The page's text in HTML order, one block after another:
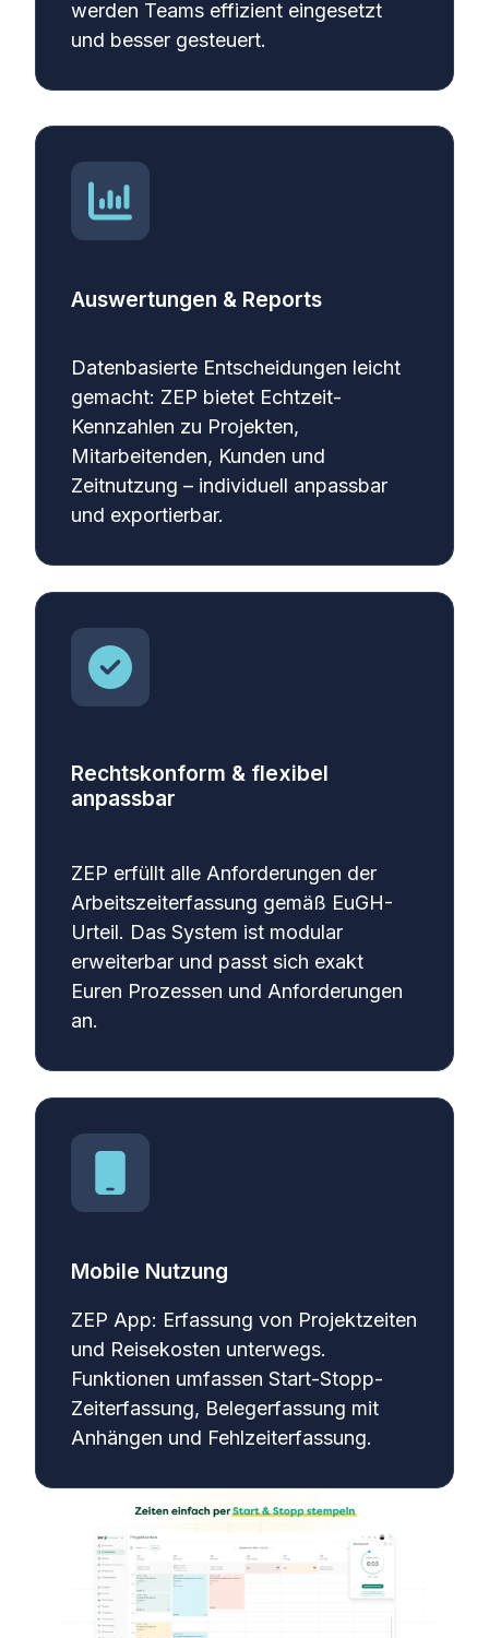
werden Teams effizient eingesetzt
und besser gesteuert.
Auswertungen & Reports
Datenbasierte Entscheidungen leicht
gemacht: ZEP bietet Echtzeit-
Kennzahlen zu Projekten,
Mitarbeitenden, Kunden und
Zeitnutzung – individuell anpassbar
und exportierbar.
Rechtskonform & flexibel
anpassbar
ZEP erfüllt alle Anforderungen der
Arbeitszeiterfassung gemäß EuGH-
Urteil. Das System ist modular
erweiterbar und passt sich exakt
Euren Prozessen und Anforderungen
an.
Mobile Nutzung
ZEP App: Erfassung von Projektzeiten
und Reisekosten unterwegs.
Funktionen umfassen Start-Stopp-
Zeiterfassung, Belegerfassung mit
Anhängen und Fehlzeiterfassung.